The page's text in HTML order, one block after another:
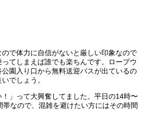
で体力に自信がないと厳しい印象なので
てしまえば誰でも楽ちんです。ロープウ
園入り口から無料送迎バスが出ているの
でしょう。
」って大興奮してました。平日の14時〜
なので、混雑を避けたい方にはその時間